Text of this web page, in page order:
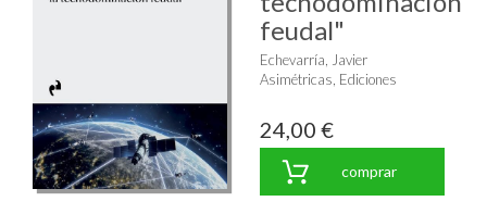
feudal"
Echevarría, Javier
Asimétricas, Ediciones
24,00 €
comprar